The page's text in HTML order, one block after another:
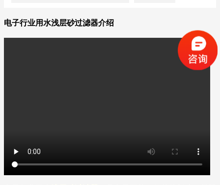
电子行业用水浅层砂过滤器介绍